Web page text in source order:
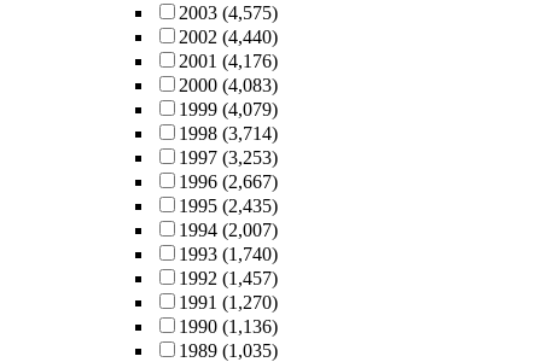
2003 (4,575)
2002 (4,440)
2001 (4,176)
2000 (4,083)
1999 (4,079)
1998 (3,714)
1997 (3,253)
1996 (2,667)
1995 (2,435)
1994 (2,007)
1993 (1,740)
1992 (1,457)
1991 (1,270)
1990 (1,136)
1989 (1,035)